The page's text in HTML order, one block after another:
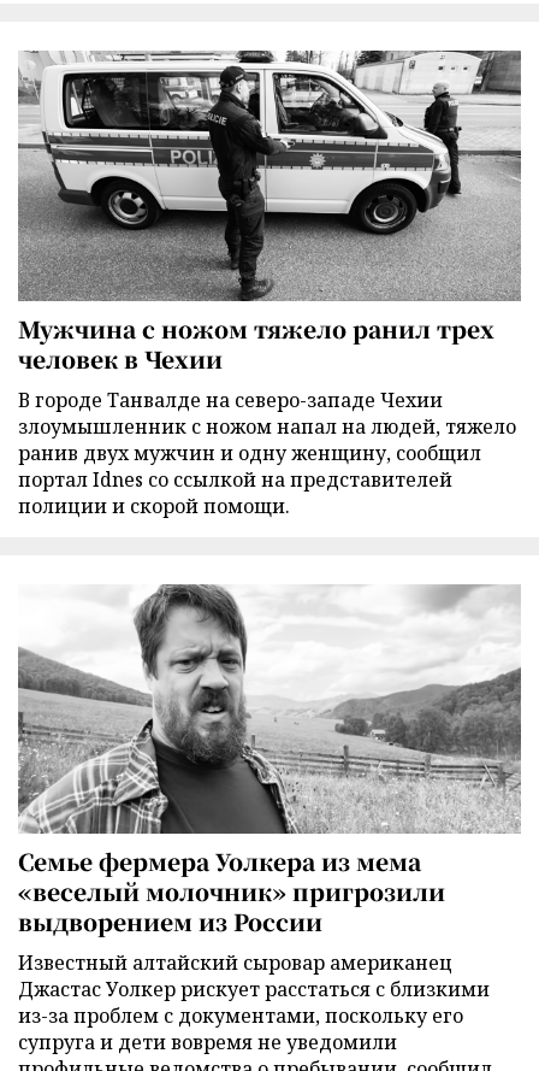
Мужчина с ножом тяжело ранил трех
человек в Чехии
В городе Танвалде на северо-западе Чехии
злоумышленник с ножом напал на людей, тяжело
ранив двух мужчин и одну женщину, сообщил
портал Idnes со ссылкой на представителей
полиции и скорой помощи.
Семье фермера Уолкера из мема
«веселый молочник» пригрозили
выдворением из России
Известный алтайский сыровар американец
Джастас Уолкер рискует расстаться с близкими
из-за проблем с документами, поскольку его
супруга и дети вовремя не уведомили